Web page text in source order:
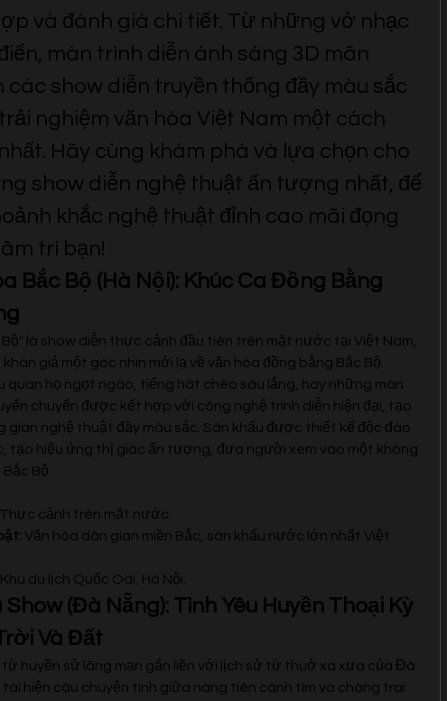
và đánh giá chi tiết. Từ những vở nhạc
màn trình diễn ánh sáng 3D mãn
các show diễn truyền thống đầy màu sắc
nghiệm văn hóa Việt Nam một cách
Hãy cùng khám phá và lựa chọn cho
show diễn nghệ thuật ấn tượng nhất, để
khắc nghệ thuật đỉnh cao mãi đọng
trí bạn!
Bắc Bộ (Hà Nội): Khúc Ca Đồng Bằng
Bộ" là show diễn thực cảnh đầu tiên trên mặt nước tại Việt Nam,
giả một góc nhìn mới lạ về văn hóa đồng bằng Bắc Bộ.
quan họ ngọt ngào, tiếng hát chèo sâu lắng, hay những màn
chuyển được kết hợp với công nghệ trình diễn hiện đại, tạo
gian nghệ thuật đầy màu sắc. Sân khấu được thiết kế độc đáo
tạo hiệu ứng thị giác ấn tượng, đưa người xem vào một không
Bộ.
Thực cảnh trên mặt nước.
Văn hóa dân gian miền Bắc, sân khấu nước lớn nhất Việt
Khu du lịch Quốc Oai, Hà Nội.
Show (Đà Nẵng): Tình Yêu Huyền Thoại Kỳ
Và Đất
từ huyền sử lãng mạn gắn liền với lịch sử từ thuở xa xưa của Đà
tái hiện câu chuyện tình giữa nàng tiên cánh tím và chàng trai